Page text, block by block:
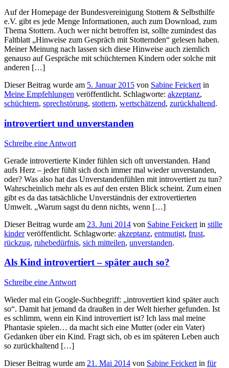
Auf der Homepage der Bundesvereinigung Stottern & Selbsthilfe
e.V. gibt es jede Menge Informationen, auch zum Download, zum
Thema Stottern. Auch wer nicht betroffen ist, sollte zumindest das
Faltblatt „Hinweise zum Gespräch mit Stotternden“ gelesen haben.
Meiner Meinung nach lassen sich diese Hinweise auch ziemlich
genauso auf Gespräche mit schüchternen Kindern oder solche mit
anderen […]
Dieser Beitrag wurde am 5. Januar 2015 von Sabine Feickert in
Meine Empfehlungen veröffentlicht. Schlagworte: akzeptanz,
schüchtern, sprechstörung, stottern, wertschätzend, zurückhaltend.
introvertiert und unverstanden
Schreibe eine Antwort
Gerade introvertierte Kinder fühlen sich oft unverstanden. Hand
aufs Herz – jeder fühlt sich doch immer mal wieder unverstanden,
oder? Was also hat das Unverstandenfühlen mit introvertiert zu tun?
Wahrscheinlich mehr als es auf den ersten Blick scheint. Zum einen
gibt es da das tatsächliche Unverständnis der extrovertierten
Umwelt. „Warum sagst du denn nichts, wenn […]
Dieser Beitrag wurde am 23. Juni 2014 von Sabine Feickert in stille
kinderveröffentlicht. Schlagworte: akzeptanz, entmutigt, frust,
rückzug, ruhebedürfnis, sich mitteilen, unverstanden.
Als Kind introvertiert – später auch so?
Schreibe eine Antwort
Wieder mal ein Google-Suchbegriff: „introvertiert kind später auch
so“. Damit hat jemand da draußen in der Welt hierher gefunden. Ist
es schlimm, wenn ein Kind introvertiert ist? Ich lass mal meine
Phantasie spielen… da macht sich eine Mutter (oder ein Vater)
Gedanken über ein Kind. Fragt sich, ob es im späteren Leben auch
so zurückhaltend […]
Dieser Beitrag wurde am 21. Mai 2014 von Sabine Feickert in für